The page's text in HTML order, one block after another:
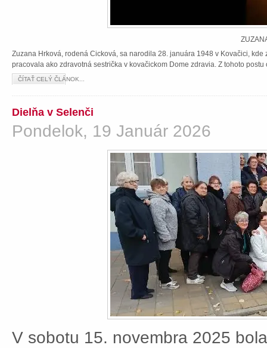
Zuzana Hrková, rodená Cicková, sa narodila 28. januára 1948 v Kovačici,
pracovala ako zdravotná sestrička v kovačickom Dome zdravia. Z tohoto
ČÍTAŤ CELÝ ČLÁNOK...
Dielňa v Selenči
Pondelok, 19 Január 2026
V sobotu 15. novembra 2025